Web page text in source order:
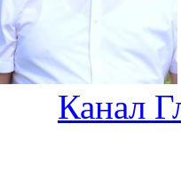
Канал